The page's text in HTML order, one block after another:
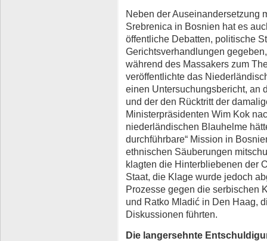
Neben der Auseinandersetzung
Srebrenica in Bosnien hat es
öffentliche Debatten, politische
Gerichtsverhandlungen
während des Massakers zum
veröffentlichte das
einen Untersuchungsbericht, an
und der den Rücktritt der
Ministerpräsidenten Wim Kok
niederländischen Blauhelme
durchführbare“ Mission in
ethnischen Säuberungen
klagten die Hinterbliebenen der
Staat, die Klage wurde jedoch
Prozesse gegen die serbischen
und Ratko Mladić in Den Haag,
Diskussionen führten.
Die langersehnte